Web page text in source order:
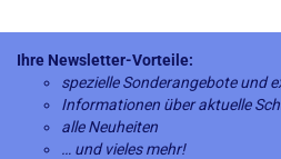
Ihre Newsletter-Vorteile:
spezielle Sonderangebote und
Informationen über aktuelle
alle Neuheiten
… und vieles mehr!